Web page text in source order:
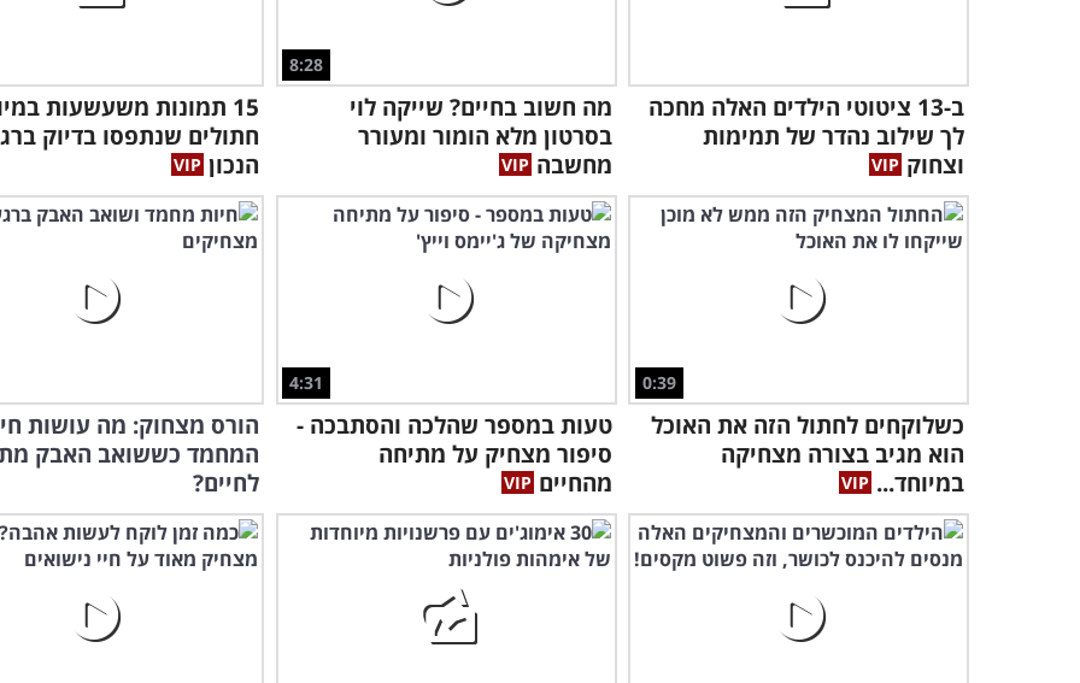
ב-13 ציטוטי הילדים האלה מחכה
לך שילוב נהדר של תמימות
וצחוק
8:28
מה חשוב בחיים? שייקה לוי
בסרטון מלא הומור ומעורר
מחשבה
15 תמונות משעשעות
חתולים שנתפסו בדיוק
הנכון
0:39
כשלוקחים לחתול הזה את האוכל
הוא מגיב בצורה מצחיקה
במיוחד...
4:31
טעות במספר שהלכה והסתבכה -
סיפור מצחיק על מתיחה
מהחיים
הורס מצחוק: מה עושות
המחמד כששואב האבק
לחיים?